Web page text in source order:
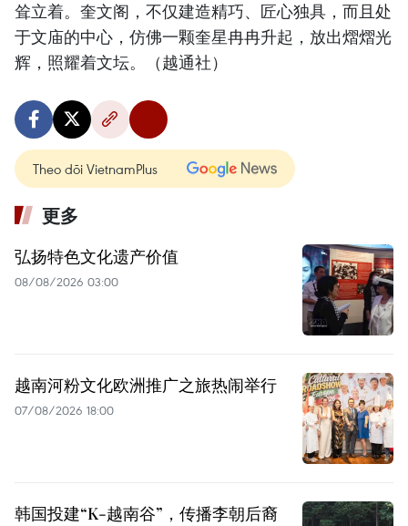
耸立着。奎文阁，不仅建造精巧、匠心独具，而且处
于文庙的中心，仿佛一颗奎星冉冉升起，放出熠熠光
辉，照耀着文坛。（越通社）
Theo dõi VietnamPlus
更多
弘扬特色文化遗产价值
08/08/2026 03:00
越南河粉文化欧洲推广之旅热闹举行
07/08/2026 18:00
韩国投建“K-越南谷”，传播李朝后裔